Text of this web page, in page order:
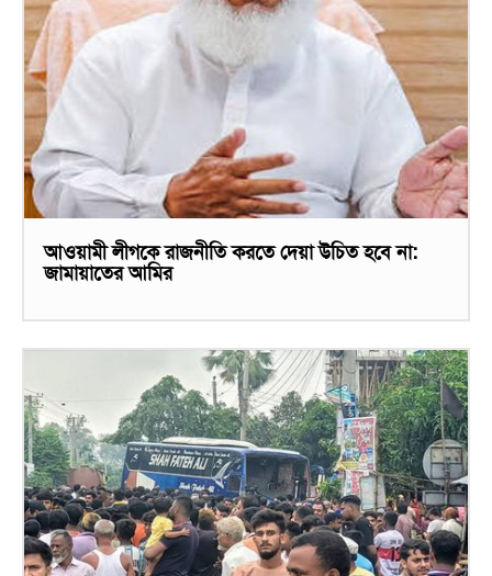
আওয়ামী লীগকে রাজনীতি করতে দেয়া উচিত হবে না:
জামায়াতের আমির